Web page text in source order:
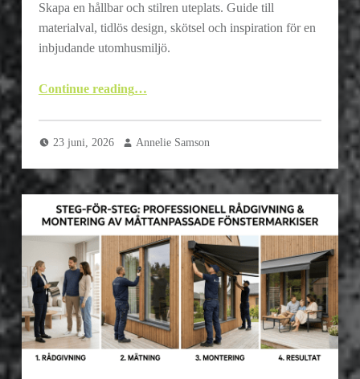
Skapa en hållbar och stilren uteplats. Guide till
materialval, tidlös design, skötsel och inspiration för en
inbjudande utomhusmiljö.
Continue reading“Guide: Så väljer du rätt utemöbler för en hållbar och stilren uteplats”
…
23 juni, 2026 Annelie Samson